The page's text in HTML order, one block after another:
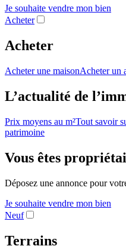
Je souhaite vendre mon bien
Acheter
Acheter
Acheter une maisonAcheter un
L’actualité de
Prix moyens au m²Tout savoir
patrimoine
Vous êtes
Déposez une annonce pour
Je souhaite vendre mon bien
Neuf
Terrains